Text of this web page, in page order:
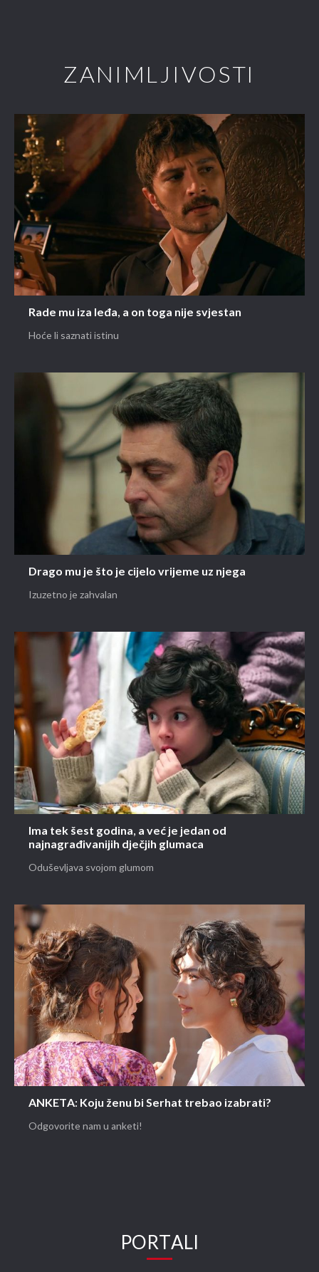
ZANIMLJIVOSTI
Rade mu iza leđa, a on toga nije svjestan
Hoće li saznati istinu
Drago mu je što je cijelo vrijeme uz njega
Izuzetno je zahvalan
Ima tek šest godina, a već je jedan od
najnagrađivanijih dječjih glumaca
Oduševljava svojom glumom
ANKETA: Koju ženu bi Serhat trebao izabrati?
Odgovorite nam u anketi!
PORTALI